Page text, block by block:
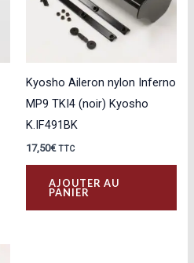
Kyosho Aileron nylon Inferno
MP9 TKI4 (noir) Kyosho
K.IF491BK
17,50€ TTC
AJOUTER AU
PANIER